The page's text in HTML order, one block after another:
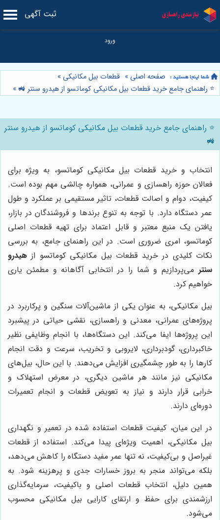
ثبت آگهی
صفحه اصلی » قطعات بیل مکانیکی »
⭐️ راهنمای جامع خرید قطعات بیل مکانیکی کوماتسو از هیدرو سنتر 🚜 »
⭐️ راهنمای جامع خرید قطعات بیل مکانیکی کوماتسو از هیدرو سنتر
🚜
انتخاب و خرید قطعات بیل مکانیکی کوماتسو، به ویژه برای
فعالان حوزه راهسازی و عمرانی، همواره چالشی مهم بوده است.
کیفیت، دوام و اصالت قطعات، تاثیر مستقیمی بر عملکرد و طول
عمر دستگاه دارد. با توجه به تنوع برندها و فروشندگان در بازار،
یافتن یک منبع معتبر و قابل اعتماد برای تهیه قطعات اصلی
کوماتسو، امری ضروری است. در این راهنمای جامع، به بررسی
نکات کلیدی در خرید قطعات بیل مکانیکی کوماتسو از هیدرو
سنتر می‌پردازیم و شما را در انتخابی آگاهانه و مطمئن یاری
خواهیم کرد.
بیل مکانیکی، به عنوان یکی از ماشین‌آلات سنگین و پرکاربرد در
پروژه‌های عمرانی، معدنی و راهسازی، نقشی حیاتی در پیشبرد
این پروژه‌ها ایفا می‌کند. این دستگاه‌ها، با انجام وظایفی نظیر
خاکبرداری، گودبرداری، لایروبی و تخریب، سرعت و دقت انجام
کارها را به طور چشمگیری افزایش می‌دهند. با این حال، بیل‌های
مکانیکی نیز مانند هر ماشین دیگری، در معرض استهلاک و
خرابی قرار دارند و نیاز به تعویض قطعات و انجام تعمیرات
دوره‌ای دارند.
در این میان، کیفیت قطعات استفاده شده در تعمیر و نگهداری
بیل مکانیکی، اهمیت ویژه‌ای پیدا می‌کند. استفاده از قطعات
غیراصل و بی‌کیفیت، نه تنها عمر مفید دستگاه را کاهش می‌دهد،
بلکه می‌تواند منجر به بروز خسارات جدی و پرهزینه شود. به
همین دلیل، انتخاب قطعات اصلی و باکیفیت، سرمایه‌گذاری
ارزشمندی برای حفظ و ارتقای کارایی بیل مکانیکی محسوب
می‌شود.